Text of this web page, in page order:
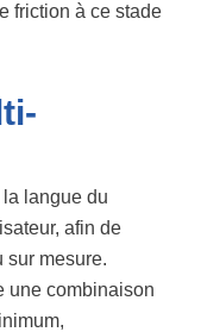
friction à ce stade
la langue du
afin de
sur mesure.
une combinaison